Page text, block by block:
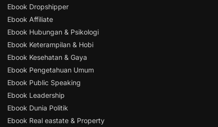
Ebook Dropshipper
Ebook Affiliate
Ebook Hubungan & Psikologi
Ebook Keterampilan & Hobi
Ebook Kesehatan & Gaya
Ebook Pengetahuan Umum
Ebook Public Speaking
Ebook Leadership
Ebook Dunia Politik
Ebook Real eastate & Property